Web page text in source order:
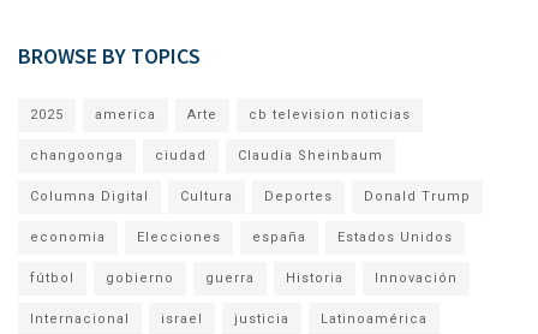
BROWSE BY TOPICS
2025 america Arte cb television noticias
changoonga ciudad Claudia Sheinbaum
Columna Digital Cultura Deportes Donald Trump
economia Elecciones españa Estados Unidos
fútbol gobierno guerra Historia Innovación
Internacional israel justicia Latinoamérica